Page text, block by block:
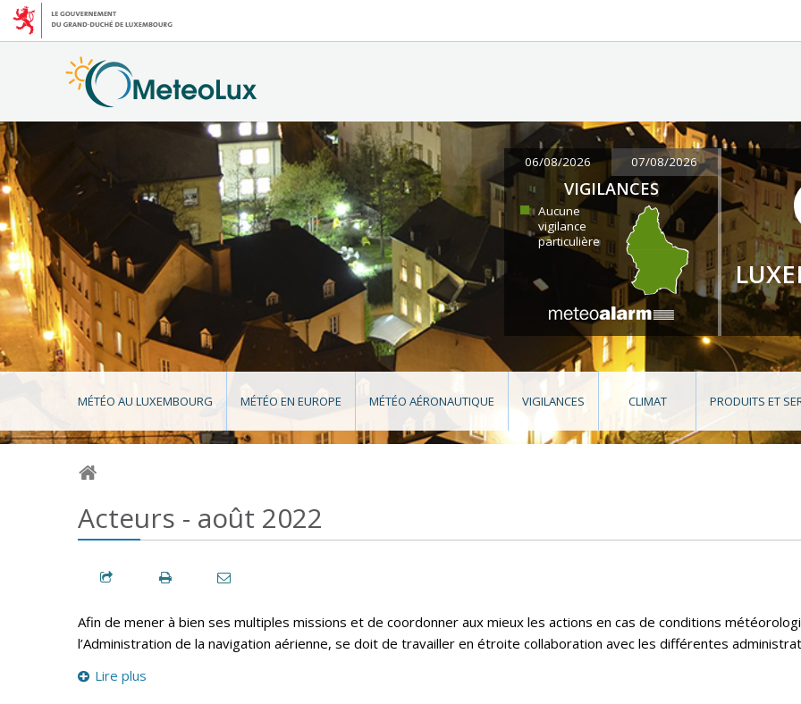
06/08/2026 07/08/2026
VIGILANCES
Aucune
vigilance
particulière
MÉTÉO AU LUXEMBOURG MÉTÉO EN EUROPE MÉTÉO AÉRONAUTIQUE VIGILANCES CLIMAT PRODUITS ET
Acteurs - août 2022
Afin de mener à bien ses multiples missions et de coordonner aux mieux les actions en cas de conditions
l’Administration de la navigation aérienne, se doit de travailler en étroite collaboration avec les différentes
Lire plus